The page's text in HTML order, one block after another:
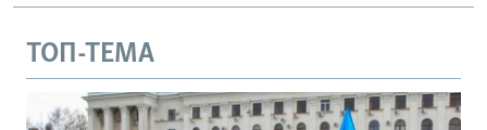
ТОП-ТЕМА